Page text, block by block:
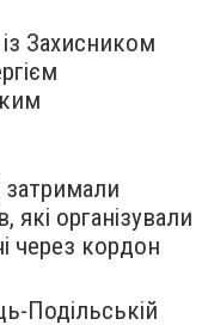
Захисником
затримали
які організували
через кордон
Подільській